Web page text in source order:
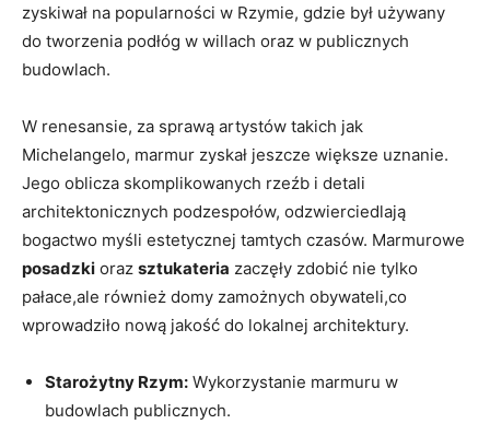
zyskiwał na popularności w Rzymie, gdzie był używany
do tworzenia podłóg w willach oraz w publicznych
budowlach.
W renesansie, za sprawą artystów takich jak
Michelangelo, marmur zyskał jeszcze większe uznanie.
Jego oblicza skomplikowanych rzeźb i detali
architektonicznych podzespołów, odzwierciedlają
bogactwo myśli estetycznej tamtych czasów. Marmurowe
posadzki oraz sztukateria zaczęły zdobić nie tylko
pałace,ale również domy zamożnych obywateli,co
wprowadziło nową jakość do lokalnej architektury.
Starożytny Rzym: Wykorzystanie marmuru w
budowlach publicznych.